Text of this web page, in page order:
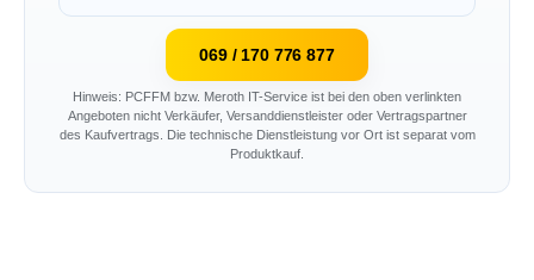
069 / 170 776 877
Hinweis: PCFFM bzw. Meroth IT-Service ist bei den oben verlinkten
Angeboten nicht Verkäufer, Versanddienstleister oder Vertragspartner
des Kaufvertrags. Die technische Dienstleistung vor Ort ist separat vom
Produktkauf.